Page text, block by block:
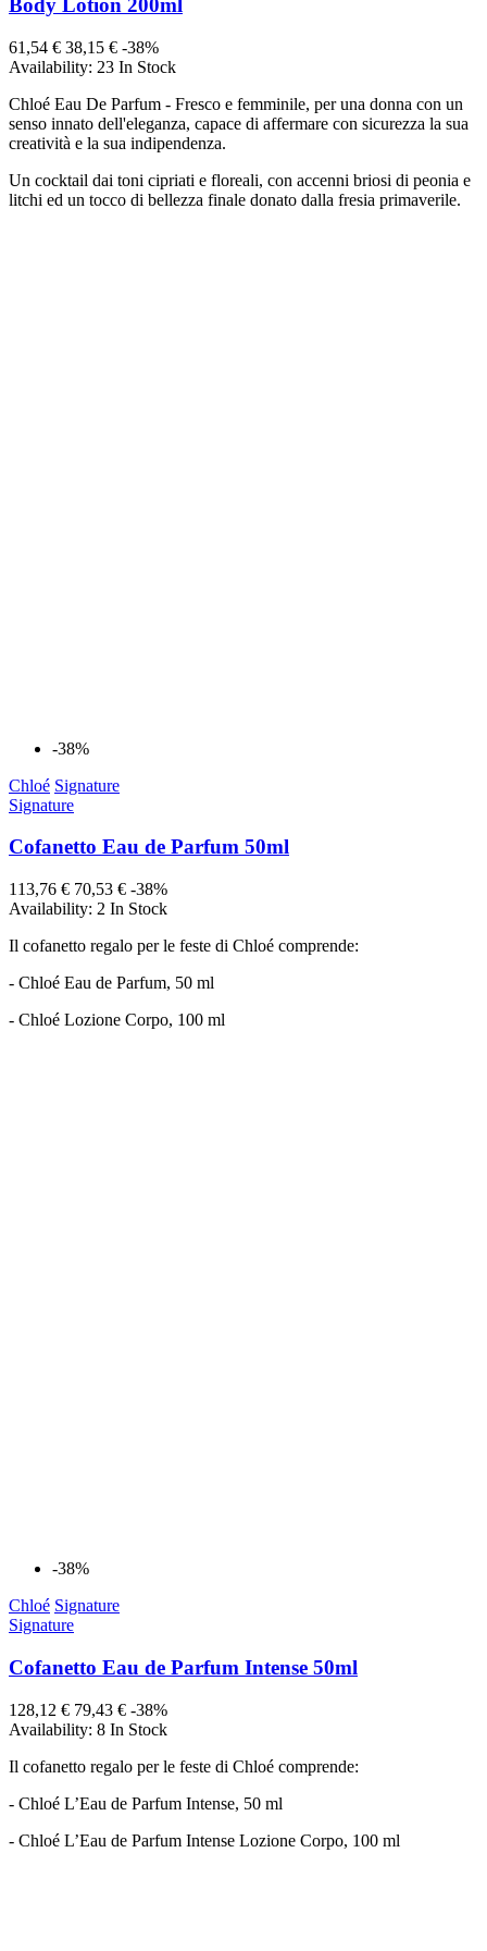
Body Lotion 200ml
61,54 € 38,15 € -38%
Availability: 23 In Stock
Chloé Eau De Parfum - Fresco e femminile, per una donna con un
senso innato dell'eleganza, capace di affermare con sicurezza la sua
creatività e la sua indipendenza.
Un cocktail dai toni cipriati e floreali, con accenni briosi di peonia e
litchi ed un tocco di bellezza finale donato dalla fresia primaverile.
-38%
Chloé Signature
Signature
Cofanetto Eau de Parfum 50ml
113,76 € 70,53 € -38%
Availability: 2 In Stock
Il cofanetto regalo per le feste di Chloé comprende:
- Chloé Eau de Parfum, 50 ml
- Chloé Lozione Corpo, 100 ml
-38%
Chloé Signature
Signature
Cofanetto Eau de Parfum Intense 50ml
128,12 € 79,43 € -38%
Availability: 8 In Stock
Il cofanetto regalo per le feste di Chloé comprende:
- Chloé L’Eau de Parfum Intense, 50 ml
- Chloé L’Eau de Parfum Intense Lozione Corpo, 100 ml